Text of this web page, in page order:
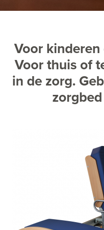
Voor
Voor thuis of
in de zorg.